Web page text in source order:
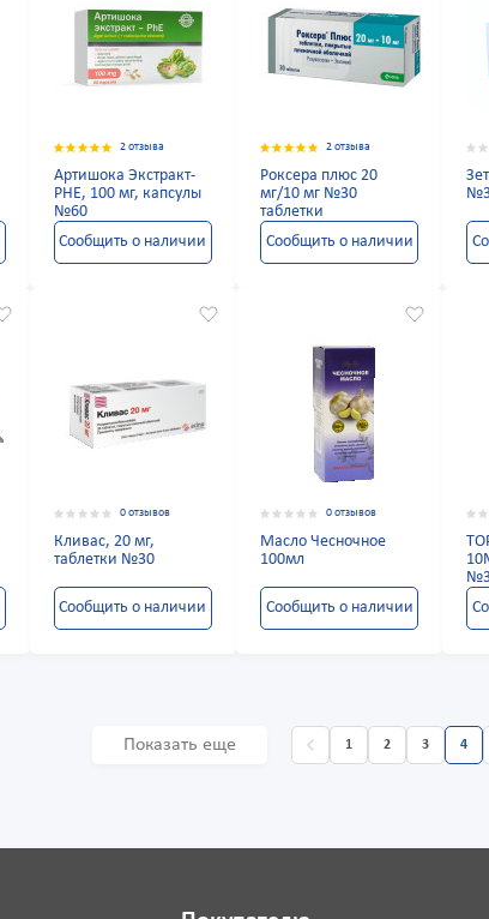
2 отзыва
Артишока Экстракт-
PHE, 100 мг, капсулы
№60
Сообщить о наличии
2 отзыва
Роксера плюс 20
мг/10 мг №30
таблетки
Сообщить о наличии
0 отзывов
Кливас, 20 мг,
таблетки №30
Сообщить о наличии
0 отзывов
Масло Чесночное
100мл
Сообщить о наличии
Показать еще 1 2 3 4